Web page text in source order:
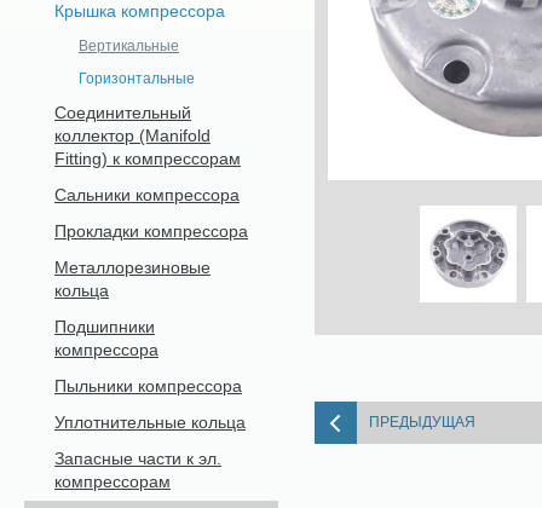
ПРЕДЫДУЩАЯ
Крышка компрессора
Вертикальные
Горизонтальные
Соединительный
коллектор (Manifold
Fitting) к компрессорам
Сальники компрессора
Прокладки компрессора
Металлорезиновые
кольца
Подшипники
компрессора
Пыльники компрессора
Уплотнительные кольца
Запасные части к эл.
компрессорам